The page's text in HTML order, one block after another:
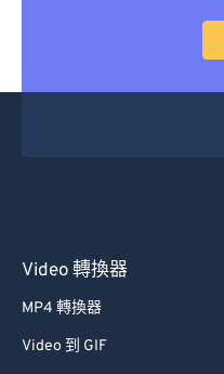
Video 轉換器
MP4 轉換器
Video 到 GIF